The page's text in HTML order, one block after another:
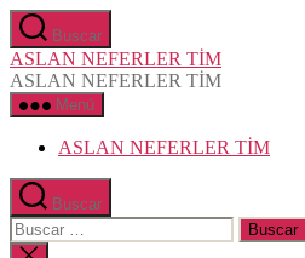
Saltar
al
contenido
Buscar
ASLAN NEFERLER TİM
ASLAN NEFERLER TİM
Menú
ASLAN NEFERLER TİM
Buscar
Buscar:
Cerrar